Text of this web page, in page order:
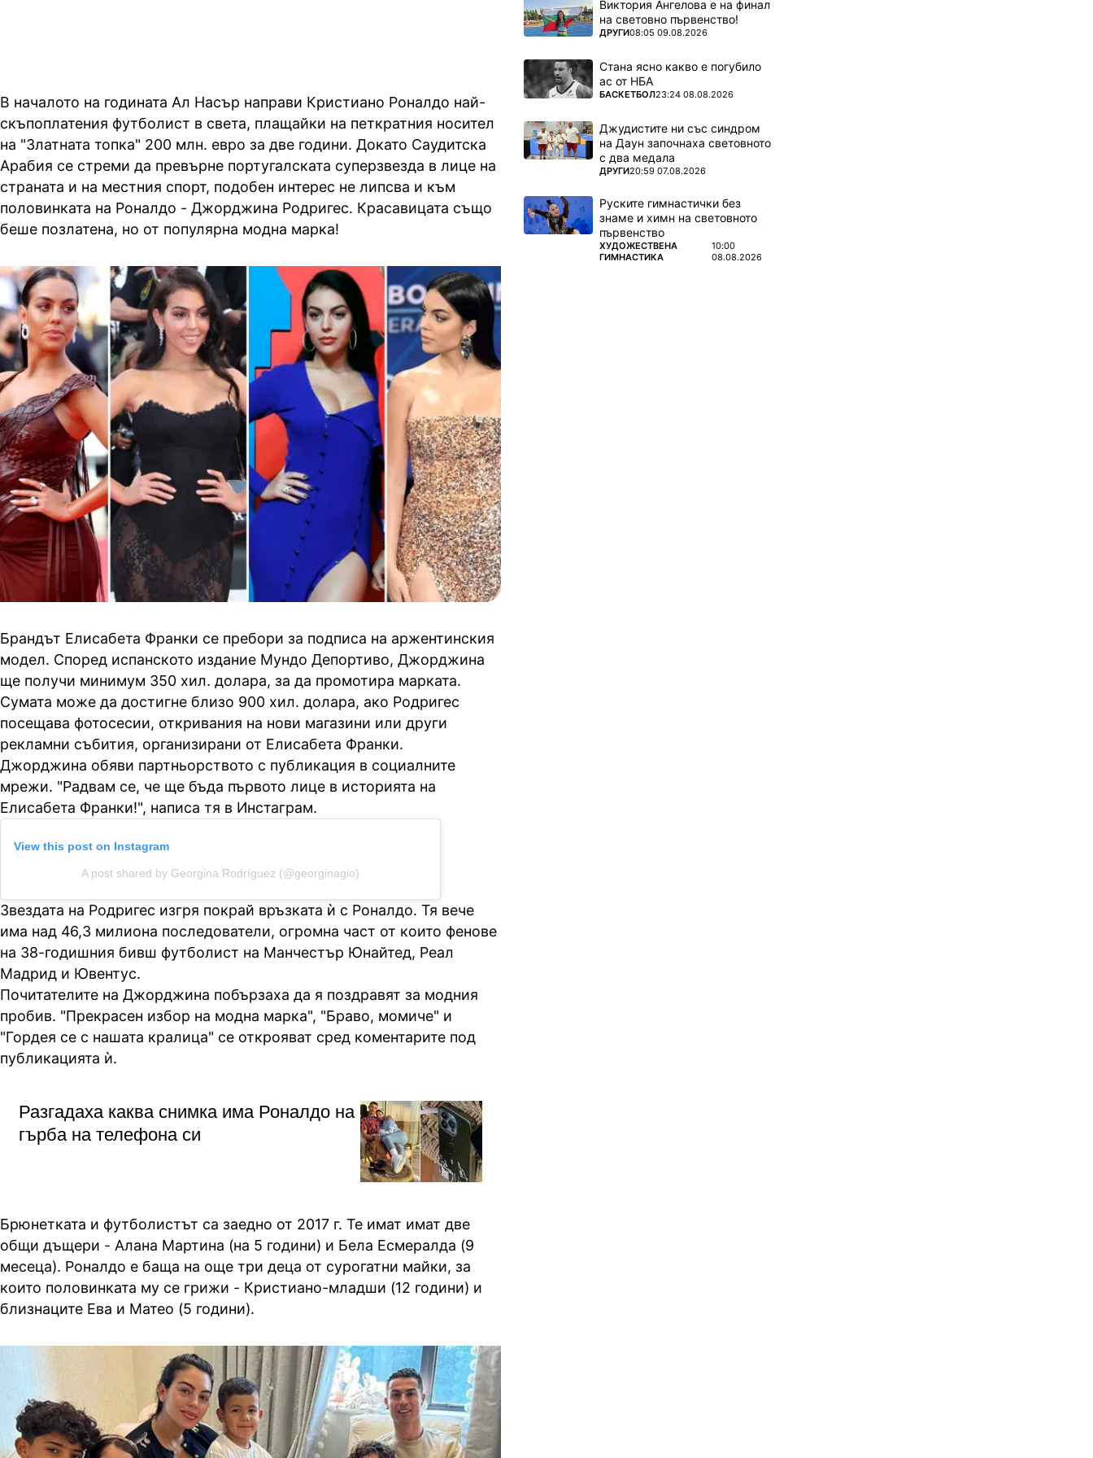
В началото на годината Ал Насър направи Кристиано Роналдо най-
скъпоплатения футболист в света, плащайки на петкратния носител
на "Златната топка" 200 млн. евро за две години. Докато Саудитска
Арабия се стреми да превърне португалската суперзвезда в лице на
страната и на местния спорт, подобен интерес не липсва и към
половинката на Роналдо - Джорджина Родригес. Красавицата също
беше позлатена, но от популярна модна марка!
Брандът Елисабета Франки се пребори за подписа на аржентинския
модел. Според испанското издание Мундо Депортиво, Джорджина
ще получи минимум 350 хил. долара, за да промотира марката.
Сумата може да достигне близо 900 хил. долара, ако Родригес
посещава фотосесии, откривания на нови магазини или други
рекламни събития, организирани от Елисабета Франки.
Джорджина обяви партньорството с публикация в социалните
мрежи. "Радвам се, че ще бъда първото лице в историята на
Елисабета Франки!", написа тя в Инстаграм.
View this post on Instagram
A post shared by Georgina Rodríguez (@georginagio)
Звездата на Родригес изгря покрай връзката ѝ с Роналдо. Тя вече
има над 46,3 милиона последователи, огромна част от които фенове
на 38-годишния бивш футболист на Манчестър Юнайтед, Реал
Мадрид и Ювентус.
Почитателите на Джорджина побързаха да я поздравят за модния
пробив. "Прекрасен избор на модна марка", "Браво, момиче" и
"Гордея се с нашата кралица" се открояват сред коментарите под
публикацията ѝ.
Разгадаха каква снимка има Роналдо на
гърба на телефона си
Брюнетката и футболистът са заедно от 2017 г. Те имат имат две
общи дъщери - Алана Мартина (на 5 години) и Бела Есмералда (9
месеца). Роналдо е баща на още три деца от сурогатни майки, за
които половинката му се грижи - Кристиано-младши (12 години) и
близнаците Ева и Матео (5 години).
Виктория Ангелова е на финал
на световно първенство!
ПОВЕЧЕ ОТ
ДРУГИ08:05 09.08.2026
Стана ясно какво е погубило
ас от НБА
ПОВЕЧЕ ОТ
БАСКЕТБОЛ23:24 08.08.2026
Джудистите ни със синдром
на Даун започнаха световното
с два медала
ПОВЕЧЕ ОТ
ДРУГИ20:59 07.08.2026
Руските гимнастички без
знаме и химн на световното
първенство
ПОВЕЧЕ ОТ
ХУДОЖЕСТВЕНА
ГИМНАСТИКА
10:00
08.08.2026